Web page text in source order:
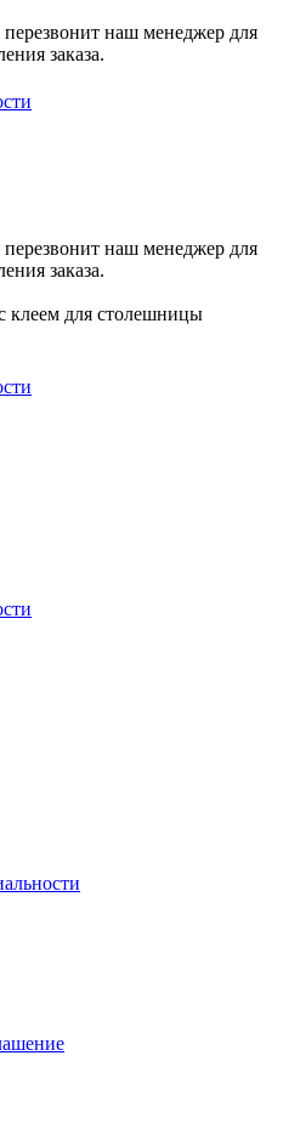
наш менеджер для
заказа.
наш менеджер для
заказа.
клеем для столешницы